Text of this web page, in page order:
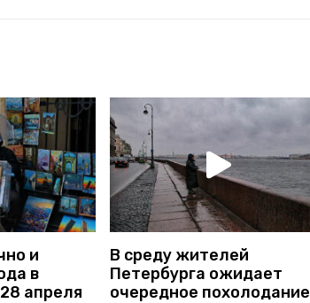
и
в
апреля
В среду жителей
Петербурга ожидает
очередное похолодание